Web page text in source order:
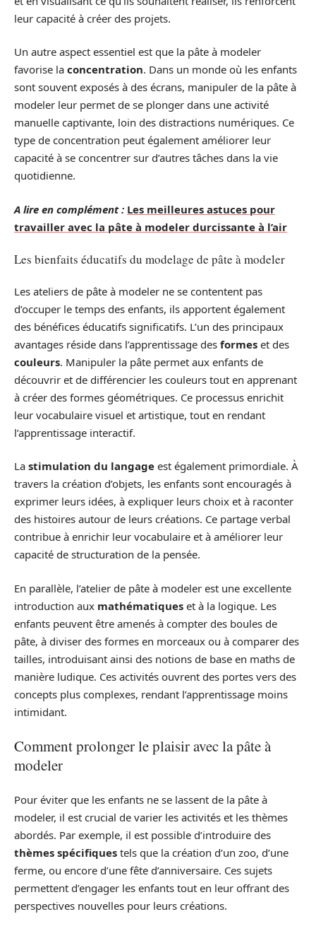
leur capacité à créer des projets.
Un autre aspect essentiel est que la pâte à modeler
favorise la concentration. Dans un monde où les enfants
sont souvent exposés à des écrans, manipuler de la pâte à
modeler leur permet de se plonger dans une activité
manuelle captivante, loin des distractions numériques. Ce
type de concentration peut également améliorer leur
capacité à se concentrer sur d’autres tâches dans la vie
quotidienne.
A lire en complément : Les meilleures astuces pour
travailler avec la pâte à modeler durcissante à l’air
Les bienfaits éducatifs du modelage de pâte à modeler
Les ateliers de pâte à modeler ne se contentent pas
d’occuper le temps des enfants, ils apportent également
des bénéfices éducatifs significatifs. L’un des principaux
avantages réside dans l’apprentissage des formes et des
couleurs. Manipuler la pâte permet aux enfants de
découvrir et de différencier les couleurs tout en apprenant
à créer des formes géométriques. Ce processus enrichit
leur vocabulaire visuel et artistique, tout en rendant
l’apprentissage interactif.
La stimulation du langage est également primordiale. À
travers la création d’objets, les enfants sont encouragés à
exprimer leurs idées, à expliquer leurs choix et à raconter
des histoires autour de leurs créations. Ce partage verbal
contribue à enrichir leur vocabulaire et à améliorer leur
capacité de structuration de la pensée.
En parallèle, l’atelier de pâte à modeler est une excellente
introduction aux mathématiques et à la logique. Les
enfants peuvent être amenés à compter des boules de
pâte, à diviser des formes en morceaux ou à comparer des
tailles, introduisant ainsi des notions de base en maths de
manière ludique. Ces activités ouvrent des portes vers des
concepts plus complexes, rendant l’apprentissage moins
intimidant.
Comment prolonger le plaisir avec la pâte à
modeler
Pour éviter que les enfants ne se lassent de la pâte à
modeler, il est crucial de varier les activités et les thèmes
abordés. Par exemple, il est possible d’introduire des
thèmes spécifiques tels que la création d’un zoo, d’une
ferme, ou encore d’une fête d’anniversaire. Ces sujets
permettent d’engager les enfants tout en leur offrant des
perspectives nouvelles pour leurs créations.